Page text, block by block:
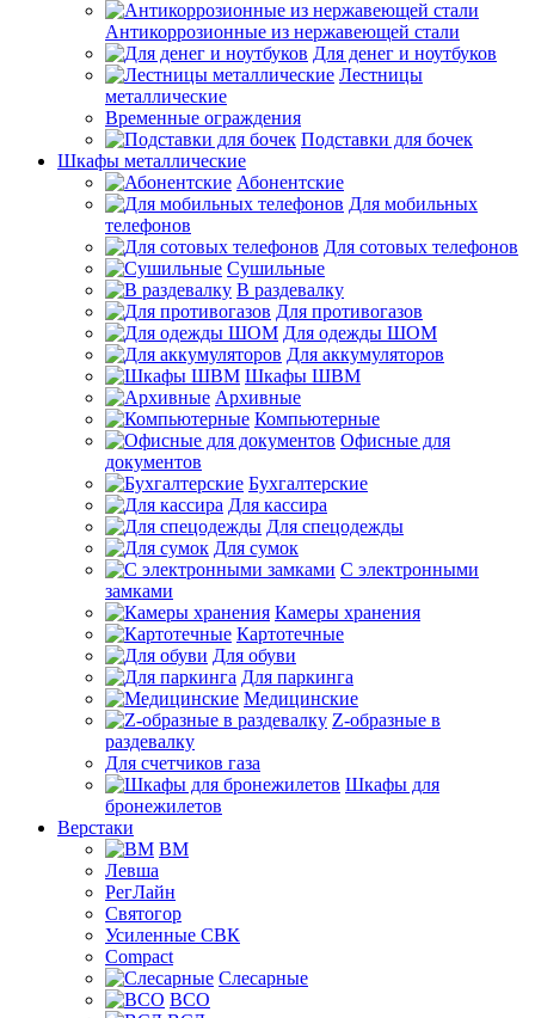
Антикоррозионные из нержавеющей стали
Для денег и ноутбуков
Лестницы
металлические
Временные ограждения
Подставки для бочек
Шкафы металлические
Абонентские
Для мобильных
телефонов
Для сотовых телефонов
Сушильные
В раздевалку
Для противогазов
Для одежды ШОМ
Для аккумуляторов
Шкафы ШВМ
Архивные
Компьютерные
Офисные для
документов
Бухгалтерские
Для кассира
Для спецодежды
Для сумок
С электронными
замками
Камеры хранения
Картотечные
Для обуви
Для паркинга
Медицинские
Z-образные в
раздевалку
Для счетчиков газа
Шкафы для
бронежилетов
Верстаки
ВМ
Левша
РегЛайн
Святогор
Усиленные СВК
Compact
Слесарные
ВСО